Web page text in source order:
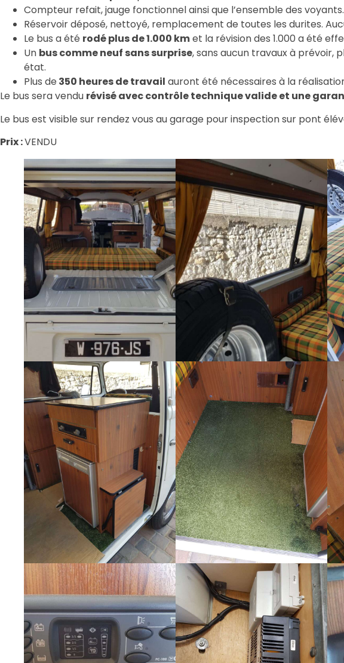
Compteur refait, jauge fonctionnel ainsi que l’ensemble des voyants.
Réservoir déposé, nettoyé, remplacement de toutes les durites.
Le bus a été rodé plus de 1.000 kmet la révision des 1.000 a été
Un bus comme neuf sans surprise, sans aucun travaux à prévoir,
état.
Plus de 350 heures de travail auront été nécessaires à la
Le bus sera vendu révisé avec contrôle technique valide et une
Le bus est visible sur rendez vous au garage pour inspection sur pont
Prix :VENDU